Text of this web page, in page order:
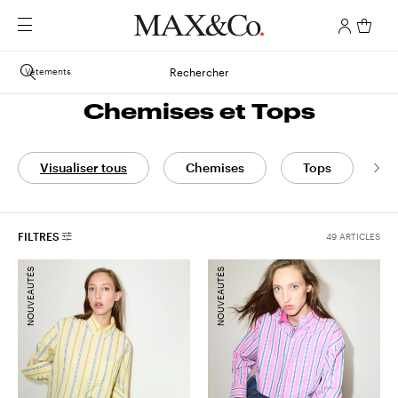
Rechercher
Vêtements
Chemises et Tops
Visualiser tous Chemises Tops
FILTRES 49 ARTICLES
NOUVEAUTÉS NOUVEAUTÉS